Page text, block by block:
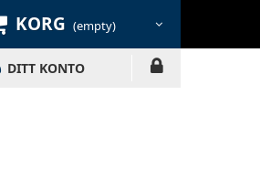
KORG (empty)
DITT KONTO